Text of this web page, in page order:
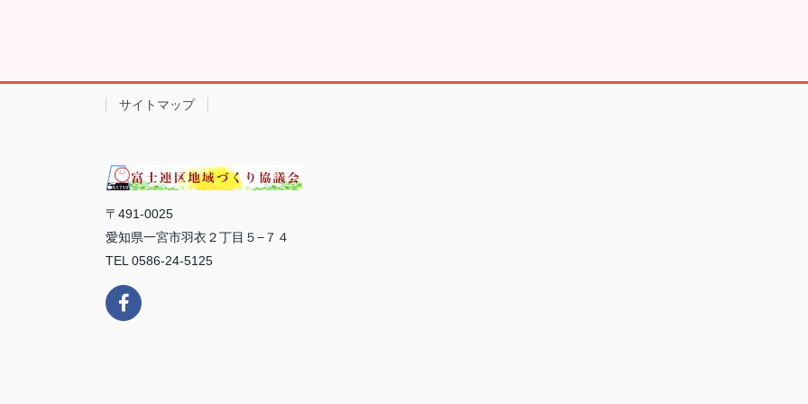
サイトマップ
〒491-0025
愛知県一宮市羽衣２丁目５−７４
TEL 0586-24-5125